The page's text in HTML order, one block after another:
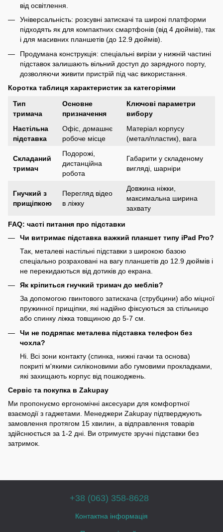
від освітлення.
Універсальність: розсувні затискачі та широкі платформи
підходять як для компактних смартфонів (від 4 дюймів), так
і для масивних планшетів (до 12.9 дюймів).
Продумана конструкція: спеціальні вирізи у нижній частині
підставок залишають вільний доступ до зарядного порту,
дозволяючи живити пристрій під час використання.
Коротка таблиця характеристик за категоріями
Тип
тримача
Основне
призначення
Ключові параметри
вибору
Настільна
підставка
Офіс, домашнє
робоче місце
Матеріал корпусу
(метал/пластик), вага
Складаний
тримач
Подорожі,
дистанційна
робота
Габарити у складеному
вигляді, шарніри
Гнучкий з
прищіпкою
Перегляд відео
в ліжку
Довжина ніжки,
максимальна ширина
захвату
FAQ: часті питання про підставки
Чи витримає підставка важкий планшет типу iPad Pro?
Так, металеві настільні підставки з широкою базою
спеціально розраховані на вагу планшетів до 12.9 дюймів і
не перекидаються від дотиків до екрана.
Як кріпиться гнучкий тримач до меблів?
За допомогою гвинтового затискача (струбцини) або міцної
пружинної прищіпки, які надійно фіксуються за стільницю
або спинку ліжка товщиною до 5-7 см.
Чи не подряпає металева підставка телефон без
чохла?
Ні. Всі зони контакту (спинка, нижні гачки та основа)
покриті м'якими силіконовими або гумовими прокладками,
які захищають корпус від пошкоджень.
Сервіс та покупка в Zakupay
Ми пропонуємо ергономічні аксесуари для комфортної
взаємодії з гаджетами. Менеджери Zakupay підтверджують
замовлення протягом 15 хвилин, а відправлення товарів
здійснюється за 1-2 дні. Ви отримуєте зручні підставки без
затримок.
+38 (063) 358-8628
Контактна інформація